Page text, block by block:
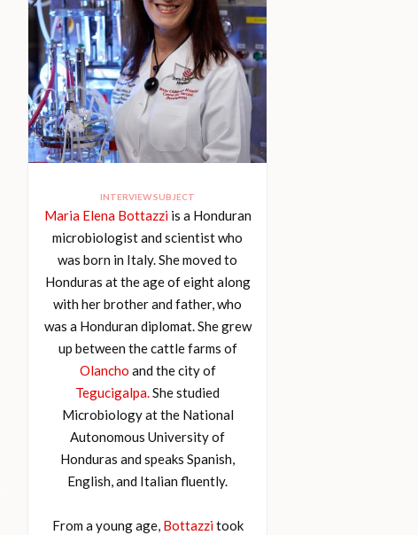
INTERVIEW SUBJECT
Maria Elena Bottazzi is a Honduran
microbiologist and scientist who
was born in Italy. She moved to
Honduras at the age of eight along
with her brother and father, who
was a Honduran diplomat. She grew
up between the cattle farms of
Olancho and the city of
Tegucigalpa.She studied
Microbiology at the National
Autonomous University of
Honduras and speaks Spanish,
English, and Italian fluently.
From a young age,Bottazzitook